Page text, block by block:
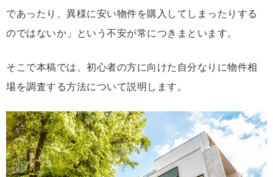
であったり、異様に安い物件を購入してしまったりする
のではないか」という不安が常につきまといます。
そこで本稿では、初心者の方に向けた自分なりに物件相
場を調査する方法について説明します。